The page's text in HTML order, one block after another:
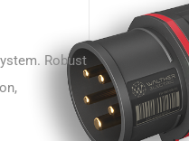
hier.Robust
und